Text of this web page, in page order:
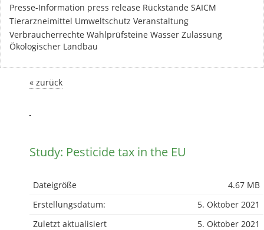
Presse-Information press release Rückstände SAICM
Tierarzneimittel Umweltschutz Veranstaltung
Verbraucherrechte Wahlprüfsteine Wasser Zulassung
Ökologischer Landbau
« zurück
Study: Pesticide tax in the EU
Dateigröße
4.67 MB
Erstellungsdatum:
5. Oktober 2021
Zuletzt aktualisiert
5. Oktober 2021